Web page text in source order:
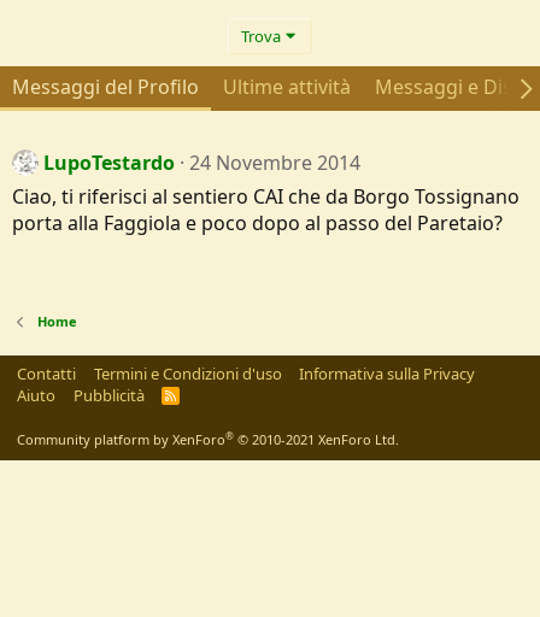
Trova
Messaggi del Profilo Ultime attività Messaggi e
LupoTestardo 24 Novembre 2014
Ciao, ti riferisci al sentiero CAI che da Borgo Tossignano
porta alla Faggiola e poco dopo al passo del Paretaio?
Home
Contatti Termini e Condizioni d'uso
Informativa sulla Privacy
Aiuto
Pubblicità
R
Community platform by XenForo® © 2010-2021 XenForo Ltd.